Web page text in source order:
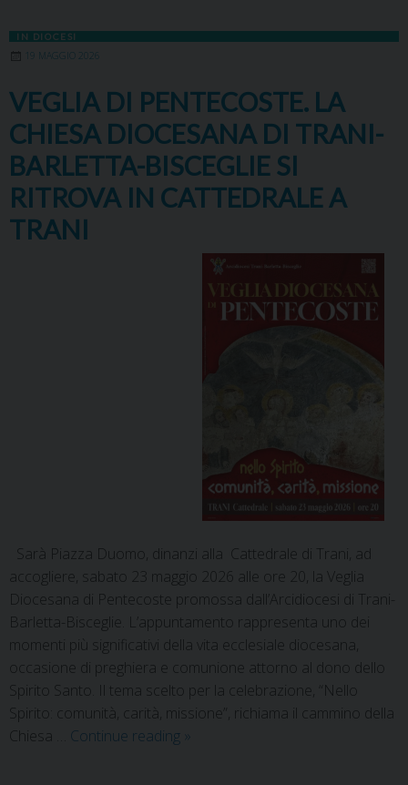
IN DIOCESI
19 MAGGIO 2026
VEGLIA DI PENTECOSTE. LA
CHIESA DIOCESANA DI TRANI-
BARLETTA-BISCEGLIE SI
RITROVA IN CATTEDRALE A
TRANI
Sarà Piazza Duomo, dinanzi alla Cattedrale di Trani, ad
accogliere, sabato 23 maggio 2026 alle ore 20, la Veglia
Diocesana di Pentecoste promossa dall’Arcidiocesi di Trani-
Barletta-Bisceglie. L’appuntamento rappresenta uno dei
momenti più significativi della vita ecclesiale diocesana,
occasione di preghiera e comunione attorno al dono dello
Spirito Santo. Il tema scelto per la celebrazione, “Nello
Spirito: comunità, carità, missione”, richiama il cammino della
Chiesa … Continue reading »